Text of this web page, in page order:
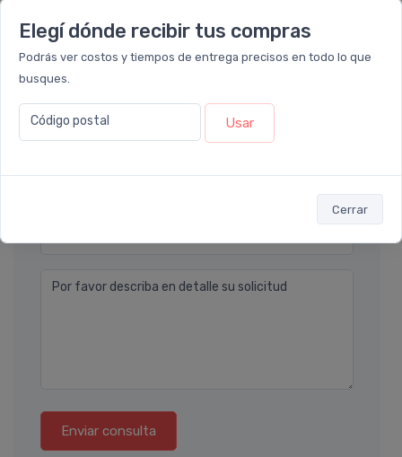
Elegí dónde recibir tus compras
Podrás ver costos y tiempos de entrega precisos en todo lo que
busques.
Código postal Usar
Cerrar
Déjanos tu consulta
Nombre completo* (ej. Diego Lopez)
Email* (ej. diego.lopez@email.com)
Por favor describa en detalle su solicitud
Enviar consulta